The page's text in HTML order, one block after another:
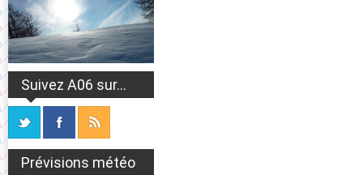
Suivez A06 sur...
Prévisions météo